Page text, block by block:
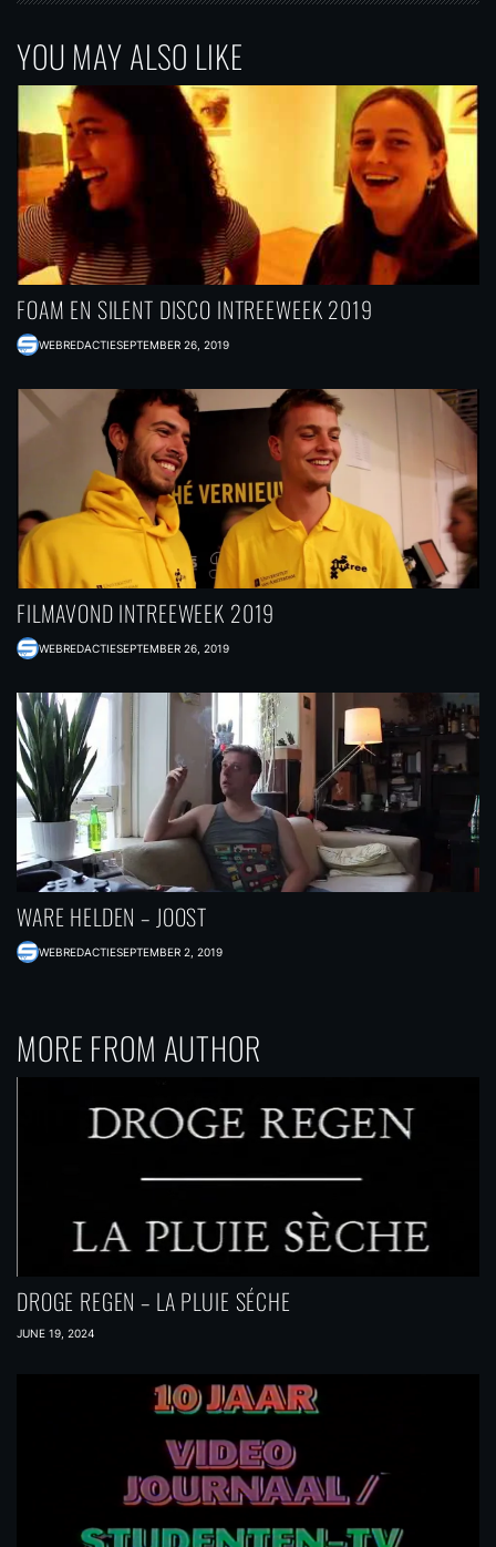
YOU MAY ALSO LIKE
FOAM EN SILENT DISCO INTREEWEEK 2019
WEBREDACTIESEPTEMBER 26, 2019
FILMAVOND INTREEWEEK 2019
WEBREDACTIESEPTEMBER 26, 2019
WARE HELDEN – JOOST
WEBREDACTIESEPTEMBER 2, 2019
MORE FROM AUTHOR
DROGE REGEN – LA PLUIE SÉCHE
JUNE 19, 2024